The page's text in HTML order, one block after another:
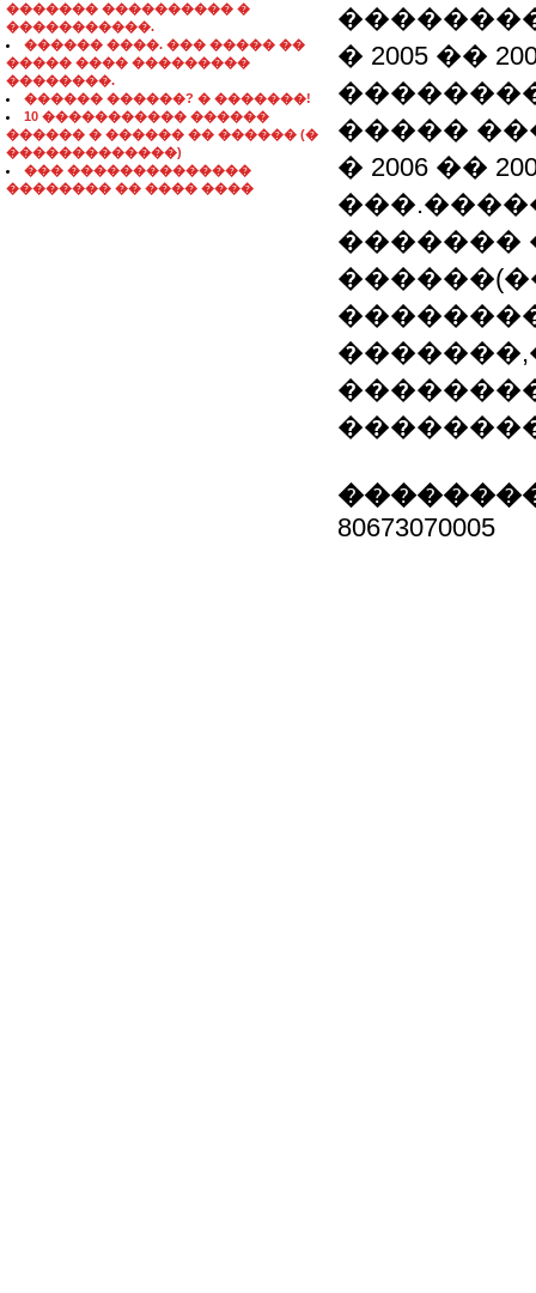
������� ���������� �
�����������.
������ ����. ��� ����� ��
����� ���� ���������
��������.
������ ������? � �������!
10 ����������� ������
������ � ������ �� ������ (�
�������������)
��� ��������������
�������� �� ���� ����
� 2005 ��
�����
� 2006 ��
�������
80673070005